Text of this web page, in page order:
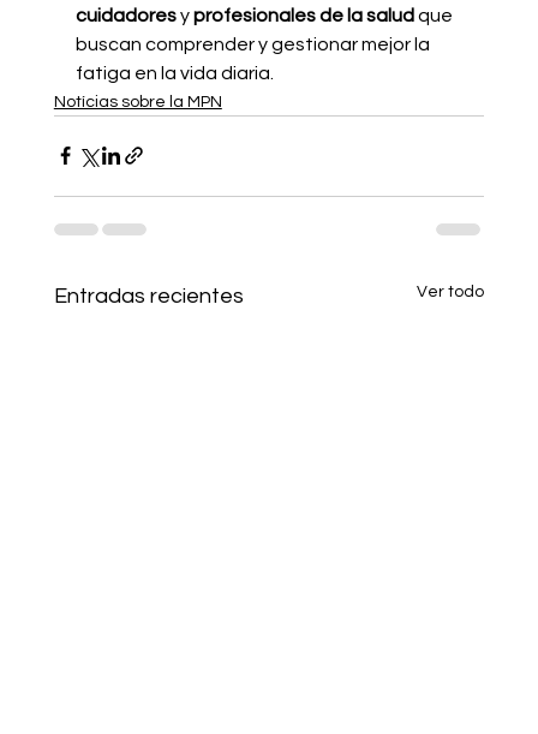
cuidadores y profesionales de la salud que
buscan comprender y gestionar mejor la
fatiga en la vida diaria.
Notícias sobre la MPN
Entradas recientes Ver todo